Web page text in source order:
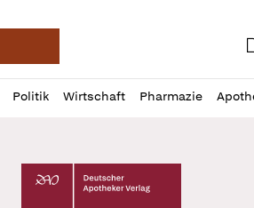
Deutsche Apotheker
Politik Wirtschaft Pharmazie
Profil
öffnen
Daz
Pur
Deutscher Apotheker Verlag Logo